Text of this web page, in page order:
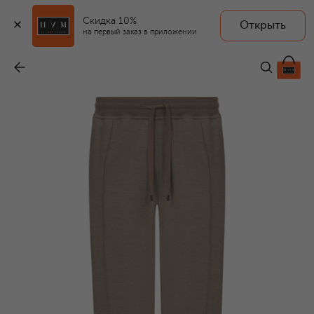
Скидка 10%
на первый заказ в приложении
Открыть
268 500 ₽